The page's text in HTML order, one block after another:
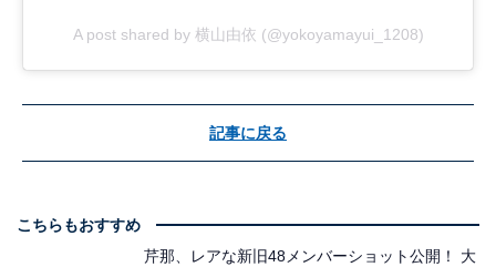
A post shared by 横山由依 (@yokoyamayui_1208)
記事に戻る
こちらもおすすめ
芹那、レアな新旧48メンバーショット公開！ 大